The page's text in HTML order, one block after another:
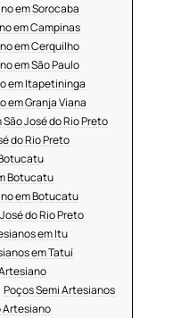
em Sorocaba
em Campinas
em Cerquilho
em São Paulo
em Itapetininga
em Granja Viana
José do Rio Preto
do Rio Preto
Botucatu
em Botucatu
do Rio Preto
em Itu
em Tatuí
Poços Semi Artesianos
Artesiano